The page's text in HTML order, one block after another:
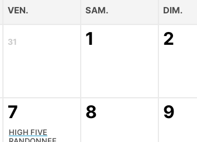
VEN. SAM. DIM.
31 1 2
7
HIGH FIVE
8 9